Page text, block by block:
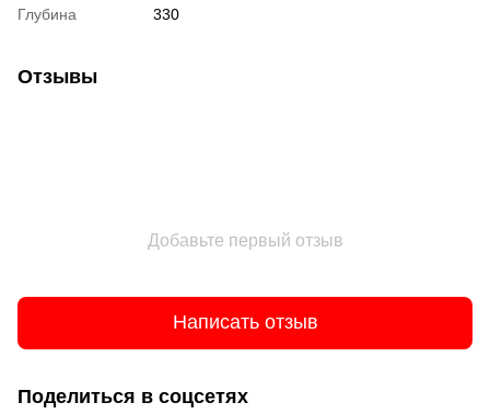
Глубина
330
Отзывы
Добавьте первый отзыв
Написать отзыв
Поделиться в соцсетях